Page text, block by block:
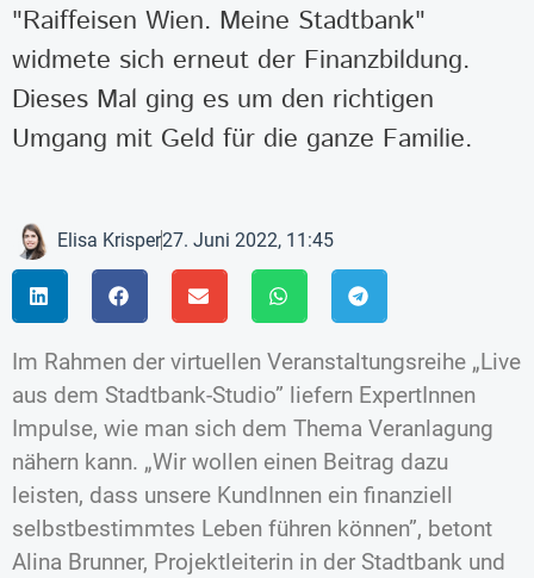
"Raiffeisen Wien. Meine Stadtbank"
widmete sich erneut der Finanzbildung.
Dieses Mal ging es um den richtigen
Umgang mit Geld für die ganze Familie.
Elisa Krisper27. Juni 2022, 11:45
Im Rahmen der virtuellen Veranstaltungsreihe „Live
aus dem Stadtbank-Studio” liefern ExpertInnen
Impulse, wie man sich dem Thema Veranlagung
nähern kann. „Wir wollen einen Beitrag dazu
leisten, dass unsere KundInnen ein finanziell
selbstbestimmtes Leben führen können”, betont
Alina Brunner, Projektleiterin in der Stadtbank und